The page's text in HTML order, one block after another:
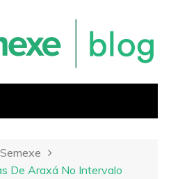
De Araxá No Intervalo